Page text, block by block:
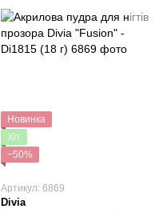
Новинка
Хіт
−50%
Артикул: 6869
Divia